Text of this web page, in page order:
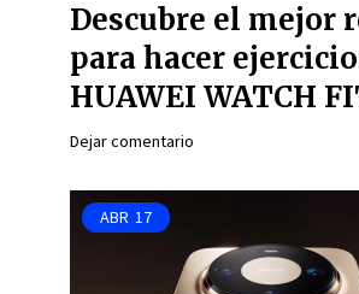
Descubre el mejor
para hacer
HUAWEI WATCH
Dejar comentario
ABR 17